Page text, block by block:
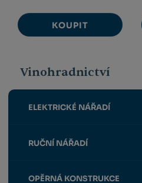
KOUPIT
Vinohradnictví
ELEKTRICKÉ NÁŘADÍ
RUČNÍ NÁŘADÍ
OPĚRNÁ KONSTRUKCE